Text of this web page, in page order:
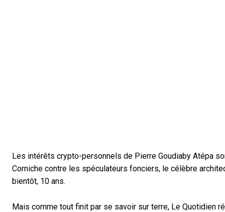
Les intérêts crypto-personnels de Pierre Goudiaby Atépa
Corniche contre les spéculateurs fonciers, le célèbre
bientôt, 10 ans.
Mais comme tout finit par se savoir sur terre, Le Quotidien